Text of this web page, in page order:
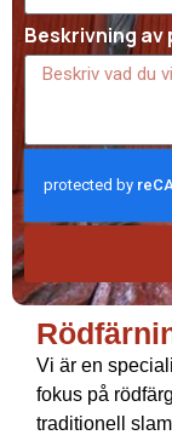
Beskrivning
Vi är en
fokus på
traditionell